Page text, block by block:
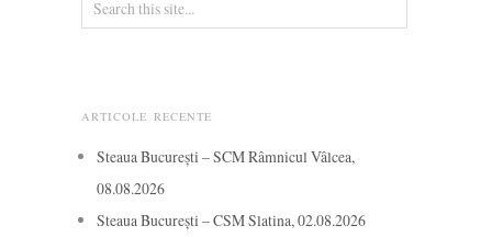
ARTICOLE RECENTE
Steaua București – SCM Râmnicul Vâlcea,
08.08.2026
Steaua București – CSM Slatina, 02.08.2026